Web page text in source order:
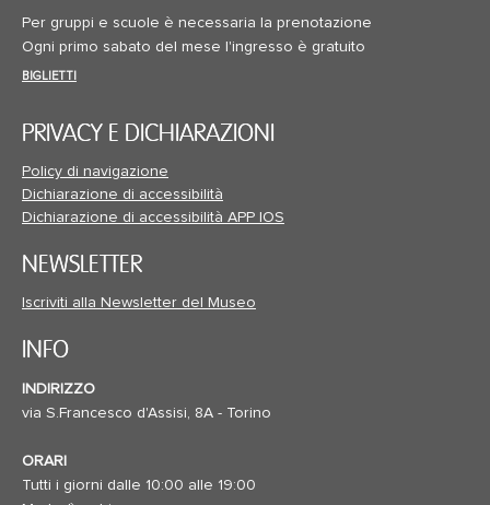
Per gruppi e scuole è necessaria la prenotazione
Ogni primo sabato del mese l'ingresso è gratuito
BIGLIETTI
PRIVACY E DICHIARAZIONI
Policy di navigazione
Dichiarazione di accessibilità
Dichiarazione di accessibilità APP IOS
NEWSLETTER
Iscriviti alla Newsletter del Museo
INFO
INDIRIZZO
via S.Francesco d'Assisi, 8A - Torino
ORARI
Tutti i giorni dalle 10:00 alle 19:00